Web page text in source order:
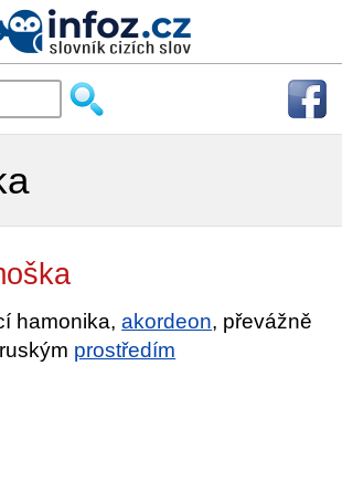
hamonika,akordeon, převážně
prostředím